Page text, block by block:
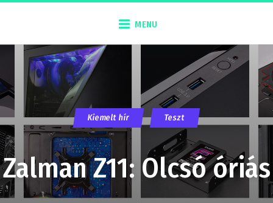
MENU
Kiemelt hír Teszt
Zalman Z11: Olcsó óriás